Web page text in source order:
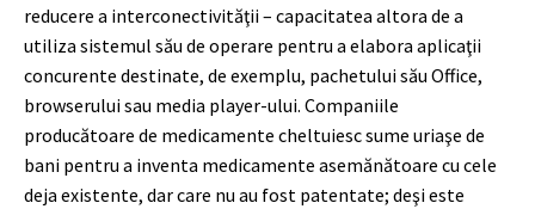
reducere a interconectivităţii – capacitatea altora de a
utiliza sistemul său de operare pentru a elabora aplicaţii
concurente destinate, de exemplu, pachetului său Office,
browserului sau media player-ului. Companiile
producătoare de medicamente cheltuiesc sume uriaşe de
bani pentru a inventa medicamente asemănătoare cu cele
deja existente, dar care nu au fost patentate; deşi este